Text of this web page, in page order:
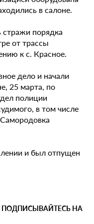
в салоне.
стражи порядка
от трассы
к с. Красное.
дело и начали
25 марта, по
полиции
в том числе
и был отпущен
ПОДПИСЫВАЙТЕСЬ НА